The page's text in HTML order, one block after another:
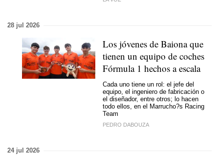
28 jul 2026
Los jóvenes de Baiona que
tienen un equipo de coches
Fórmula 1 hechos a escala
Cada uno tiene un rol: el jefe del
equipo, el ingeniero de fabricación o
el diseñador, entre otros; lo hacen
todo ellos, en el Marrucho?s Racing
Team
PEDRO DABOUZA
24 jul 2026